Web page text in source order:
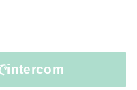
intercom